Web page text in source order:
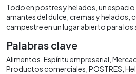
Todo en postres y helados, un
amantes del dulce, cremas y helados,
campestre en un lugar abierto para los
Palabras clave
Alimentos Espíritu empresarial
Productos comerciales POSTRES